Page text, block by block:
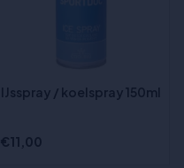
IJsspray / koelspray 150ml
€11,00